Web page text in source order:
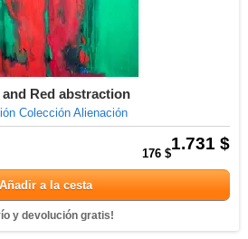
and Red abstraction
Colección Alienación
1.731 $
176 $
a la cesta
y devolución gratis!